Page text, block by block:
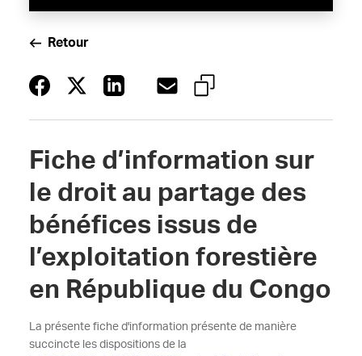
Retour
Fiche d’information sur
le droit au partage des
bénéfices issus de
l’exploitation forestière
en République du Congo
La présente fiche d'information présente de manière
succincte les dispositions de la